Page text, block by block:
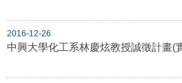
2016-12-26
中興大學化工系林慶炫教授誠徵計畫(